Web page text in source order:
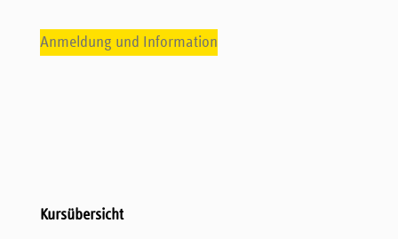
Anmeldung und Information
Kursübersicht